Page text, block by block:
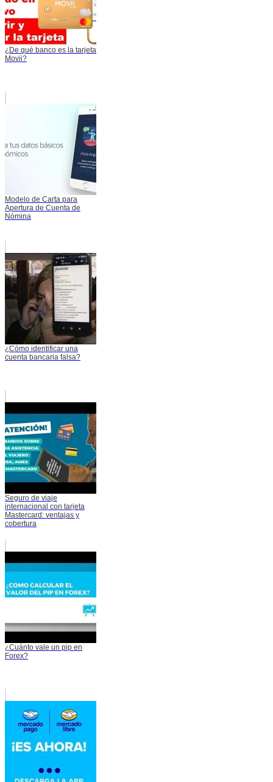
¿De qué banco es la tarjeta
Movii?
Modelo de Carta para
Apertura de Cuenta de
Nómina
¿Cómo identificar una
cuenta bancaria falsa?
Seguro de viaje
internacional con tarjeta
Mastercard: ventajas y
cobertura
¿Cuánto vale un pip en
Forex?